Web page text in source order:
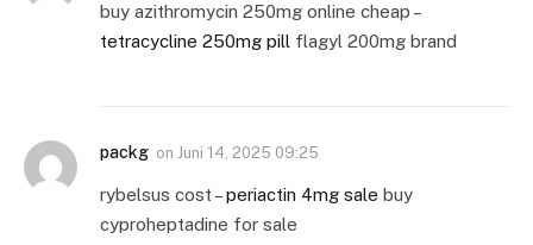
buy azithromycin 250mg online cheap –
tetracycline 250mg pill flagyl 200mg brand
packg on Juni 14, 2025 09:25
rybelsus cost –periactin 4mg sale buy
cyproheptadine for sale